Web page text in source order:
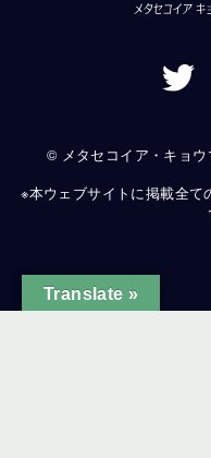
© メタセコイア・キョ
※本ウェブサイトに掲載全
Translate »